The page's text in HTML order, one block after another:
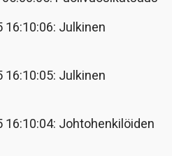
16:10:06: Julkinen
16:10:05: Julkinen
16:10:04: Johtohenkilöiden